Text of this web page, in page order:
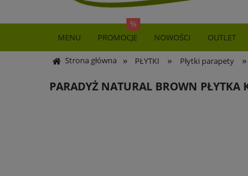
MENU PROMOCJE NOWOŚCI OUTLET
Strona główna » PŁYTKI » Płytki parapety »
PARADYŻ NATURAL BROWN